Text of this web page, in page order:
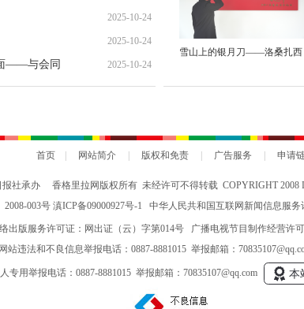
2025-10-24
2025-10-24
——与会同
2025-10-24
雪山上的银月刀——洛桑扎西